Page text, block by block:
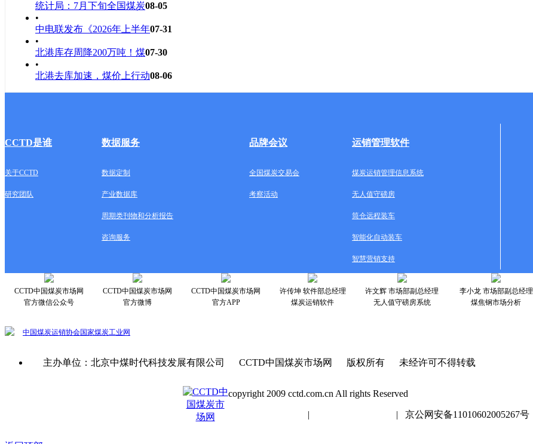
统计局：7月下旬全国煤炭08-05
•
中电联发布《2026年上半年07-31
•
北港库存周降200万吨！煤07-30
•
北港去库加速，煤价上行动08-06
CCTD是谁 数据服务 品牌会议 运销管理软件
关于CCTD 数据定制 全国煤炭交易会 煤炭运销管理信息系统
研究团队 产业数据库 考察活动 无人值守磅房
周期类刊物和分析报告 筒仓远程装车
咨询服务 智能化自动装车
智慧营销支持
CCTD中国煤炭市场网
官方微信公众号
CCTD中国煤炭市场网
官方微博
CCTD中国煤炭市场网
官方APP
许传坤 软件部总经理
煤炭运销软件
许文辉 市场部副总经理
无人值守磅房系统
李小龙 市场部副总经理
煤焦钢市场分析
中国煤炭运销协会国家煤炭工业网
主办单位：北京中煤时代科技发展有限公司 CCTD中国煤炭市场网 版权所有 未经许可不得转载
copyright 2009 cctd.com.cn All rights Reserved
| | 京公网安备11010602005267号